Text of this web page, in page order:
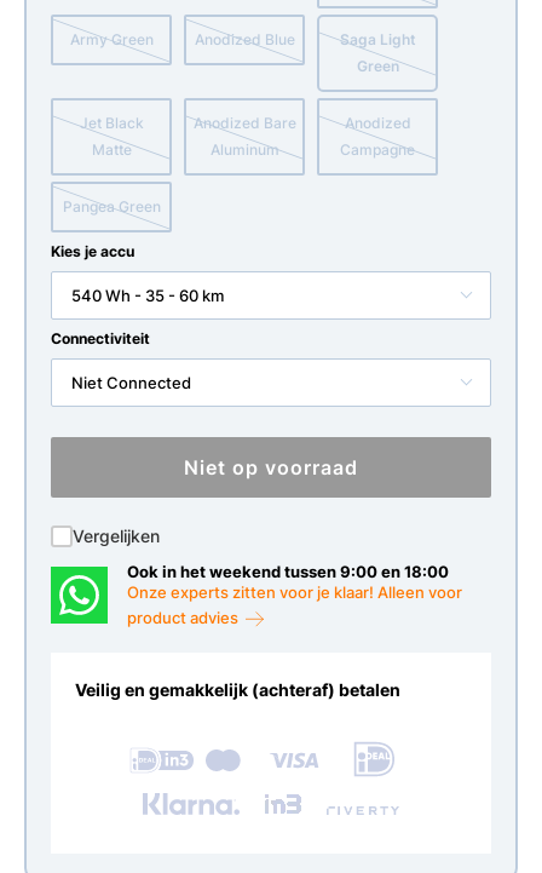
Army Green Anodized Blue
Saga Light
Green
Jet Black
Matte
Anodized Bare
Aluminum
Anodized
Campagne
Pangea Green
Kies je accu
540 Wh - 35 - 60 km
Connectiviteit
Niet Connected
Niet op voorraad
Vergelijken
Ook in het weekend tussen 9:00 en 18:00
Onze experts zitten voor je klaar! Alleen voor
product advies
Veilig en gemakkelijk (achteraf) betalen